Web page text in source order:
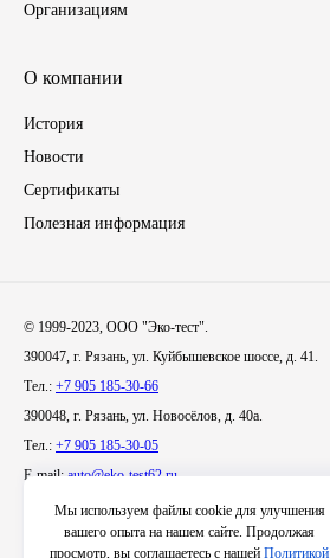
ПАЗ, КАВЗ
Иномарки
КРАЗ
ММЗ
Спецтехника
УАЗ
Организациям
О компании
История
Новости
Сертификаты
Полезная информация
© 1999-2023, ООО "Эко-тест".
390047, г. Рязань, ул. Куйбышевское шоссе, д. 41.
Тел.: +7 905 185-30-66
390048, г. Рязань, ул. Новосёлов, д. 40а.
Тел.: +7 905 185-30-05
E-mail: auto@eko-test62.ru
Мы используем файлы cookie для улучшения
вашего опыта на нашем сайте. Продолжая
просмотр, вы соглашаетесь с нашей Политикой